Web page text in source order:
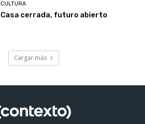
CULTURA
Casa cerrada, futuro abierto
Cargar más